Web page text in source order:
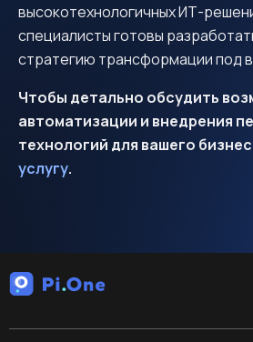
высокотехнологичных ИТ-
специалисты готовы
стратегию трансформации под
Чтобы детально обсудить
автоматизации и внедрения
технологий для вашего
услугу.